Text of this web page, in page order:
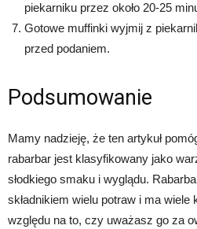
piekarniku przez około 20-25
Gotowe muffinki wyjmij z
przed podaniem.
Podsumowanie
Mamy nadzieję, że ten artykuł
rabarbar jest klasyfikowany jako
słodkiego smaku i wyglądu.
składnikiem wielu potraw i ma
względu na to, czy uważasz go za